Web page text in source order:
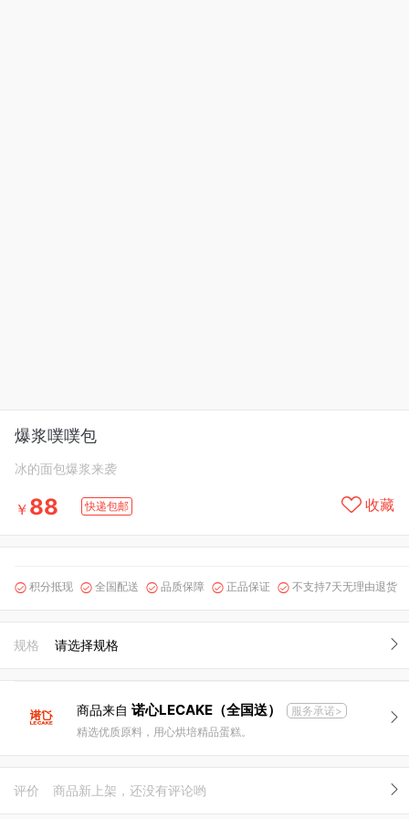
爆浆噗噗包
冰的面包爆浆来袭
￥ 88 快递包邮 收藏
 积分抵现  全国配送  品质保障  正品保证  不支持7天无理由退货
规格 请选择规格
商品来自 诺心LECAKE（全国送）
服务承诺>
精选优质原料，用心烘培精品蛋糕。
评价 商品新上架，还没有评论哟